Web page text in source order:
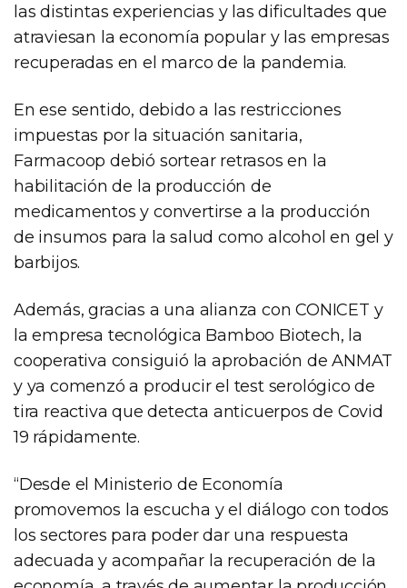
las distintas experiencias y las dificultades que
atraviesan la economía popular y las empresas
recuperadas en el marco de la pandemia.
En ese sentido, debido a las restricciones
impuestas por la situación sanitaria,
Farmacoop debió sortear retrasos en la
habilitación de la producción de
medicamentos y convertirse a la producción
de insumos para la salud como alcohol en gel y
barbijos.
Además, gracias a una alianza con CONICET y
la empresa tecnológica Bamboo Biotech, la
cooperativa consiguió la aprobación de ANMAT
y ya comenzó a producir el test serológico de
tira reactiva que detecta anticuerpos de Covid
19 rápidamente.
“Desde el Ministerio de Economía
promovemos la escucha y el diálogo con todos
los sectores para poder dar una respuesta
adecuada y acompañar la recuperación de la